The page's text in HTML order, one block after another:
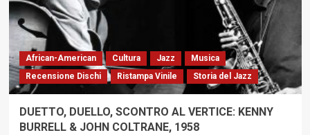
African-American Cultura Jazz
Musica
Recensione Dischi
Ristampa Vinile Storia del Jazz
DUETTO, DUELLO, SCONTRO AL VERTICE: KENNY
BURRELL & JOHN COLTRANE, 1958